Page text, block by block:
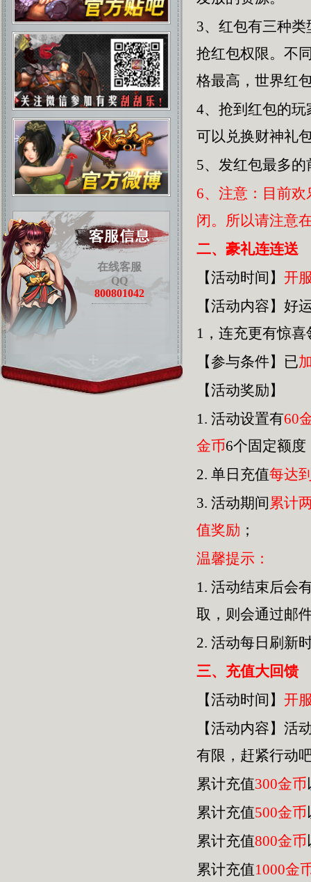
在线客服
QQ
800801042
3、红包有三种
抢红包权限。不
格最高，世界红
4、抢到红包的
可以兑换财神礼
5、发红包最多
6、注意：目前
闭。所以请注意
二、豪礼连连送
【活动时间】 开
【活动内容】好
1，连充更有惊
【参与条件】已
【活动奖励】
1. 活动设置有60
金币6个固定额度
2. 单日充值每达
3. 活动期间累计
值奖励 ；
温馨提示：
1. 活动结束后会
取，则会通过邮
2. 活动每日刷新
三、充值大回馈
【活动时间】 开
【活动内容】活
有限，赶紧行动
累计充值300金币
累计充值500金币
累计充值800金币
累计充值1000金